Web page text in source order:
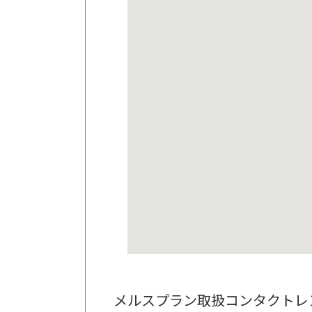
メルスプラン取扱コンタクト